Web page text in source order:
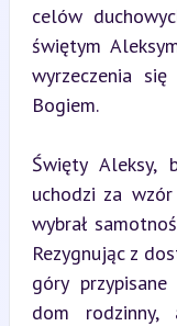
celów
świętym
wyrzeczenia
Bogiem.
Święty Aleksy,
uchodzi za
wybrał
Rezygnując z
góry
dom rodzinny,